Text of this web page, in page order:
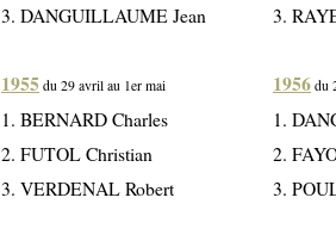
3. DANGUILLAUME Jean
1955 du 29 avril au 1er mai
1. BERNARD Charles
2. FUTOL Christian
3. VERDENAL Robert
3.
1956 du
1.
2.
3.